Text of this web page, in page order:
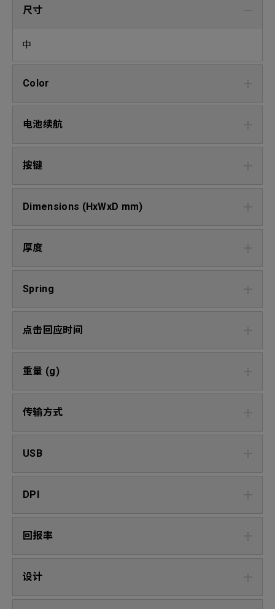
尺寸
中
Color
电池续航
按键
Dimensions (HxWxD mm)
厚度
Spring
点击回应时间
重量 (g)
传输方式
USB
DPI
回报率
设计